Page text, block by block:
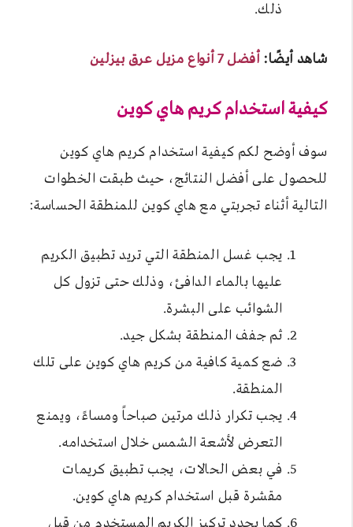
ذلك.
شاهد أيضًا: أفضل 7 أنواع مزيل عرق بيزلين
كيفية استخدام كريم هاي كوين
سوف أوضح لكم كيفية استخدام كريم هاي كوين
للحصول على أفضل النتائج، حيث طبقت الخطوات
التالية أثناء تجربتي مع هاي كوين للمنطقة الحساسة:
يجب غسل المنطقة التي تريد تطبيق الكريم
عليها بالماء الدافئ، وذلك حتى تزول كل
الشوائب على البشرة.
ثم جفف المنطقة بشكل جيد.
ضع كمية كافية من كريم هاي كوين على تلك
المنطقة.
يجب تكرار ذلك مرتين صباحاً ومساءً، ويمنع
التعرض لأشعة الشمس خلال استخدامه.
في بعض الحالات، يجب تطبيق كريمات
مقشرة قبل استخدام كريم هاي كوين.
كما يحدد تركيز الكريم المستخدم من قبل